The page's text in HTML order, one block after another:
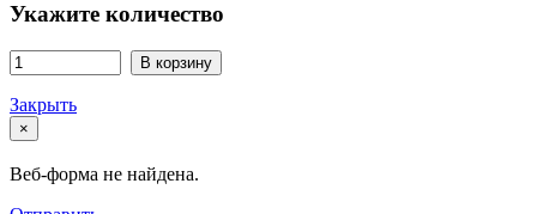
Укажите количество
В корзину
Закрыть
×
Веб-форма не найдена.